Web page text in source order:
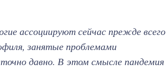
ассоциируют сейчас прежде всего
занятые проблемами
давно. В этом смысле пандемия